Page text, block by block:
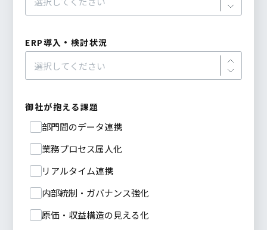
ERP導入・検討状況
御社が抱える課題
部門間のデータ連携
業務プロセス属人化
リアルタイム連携
内部統制・ガバナンス強化
原価・収益構造の見える化